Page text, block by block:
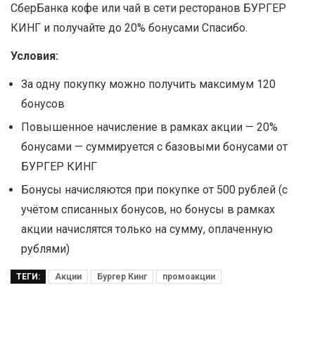
СберБанка кофе или чай в сети ресторанов БУРГЕР
КИНГ и получайте до 20% бонусами Спасибо.
Условия:
За одну покупку можно получить максимум 120
бонусов
Повышенное начисление в рамках акции — 20%
бонусами — суммируется с базовыми бонусами от
БУРГЕР КИНГ
Бонусы начисляются при покупке от 500 рублей (с
учётом списанных бонусов, но бонусы в рамках
акции начислятся только на сумму, оплаченную
рублями)
ТЕГИ: Акции Бургер Кинг промоакции